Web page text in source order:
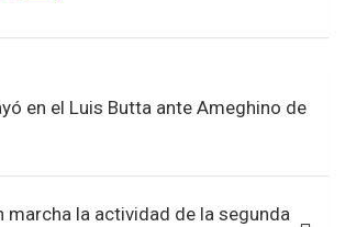
at
A
p
ar
en el Luis Butta ante Ameghino de
marcha la actividad de la segunda